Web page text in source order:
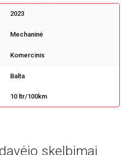
2023
Mechaninė
Komercinis
Balta
10 ltr/100km
skelbimai